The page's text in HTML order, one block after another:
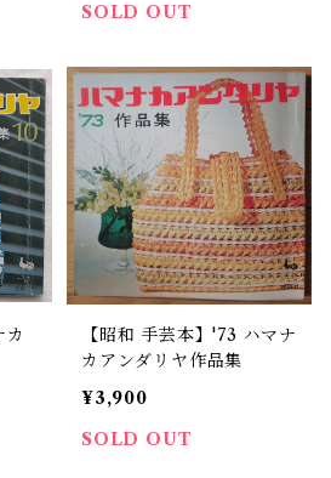
SOLD OUT
カ
【昭和 手芸本】'73 ハマナ
カアンダリヤ作品集
¥3,900
SOLD OUT